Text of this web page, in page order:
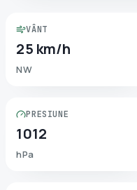
VÂNT
25 km/h
NW
PRESIUNE
1012
hPa